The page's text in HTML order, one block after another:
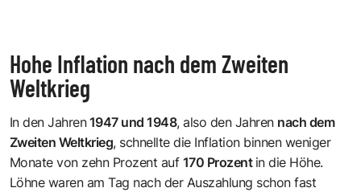
Hohe Inflation nach dem Zweiten
Weltkrieg
In den Jahren1947 und 1948, also den Jahren nach dem
Zweiten Weltkrieg, schnellte die Inflation binnen weniger
Monate von zehn Prozent auf 170 Prozent in die Höhe.
Löhne waren am Tag nach der Auszahlung schon fast